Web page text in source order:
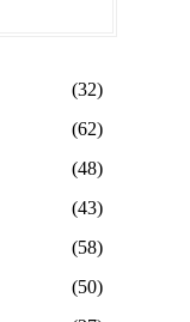
(32)
(62)
(48)
(43)
(58)
(50)